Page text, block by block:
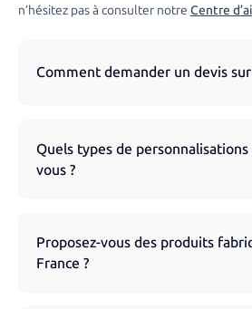
n’hésitez pas à consulter notre Centre
Comment demander un devis
Notre équipe vous accompagne à
garantir un résultat optimal.
Quels types de
vous ?
gravure laser, flocage, impression UV
Chaque technique est adaptée au
Proposez-vous des produits
France ?